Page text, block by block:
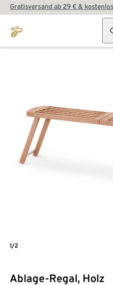
Gratisversand ab 29 € &
Ablage-Regal, Holz
1/2